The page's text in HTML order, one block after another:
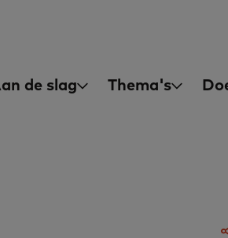
de slag Thema's